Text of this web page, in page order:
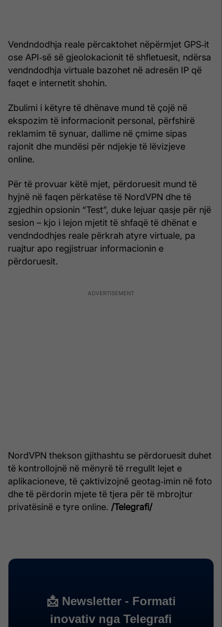
Vendndodhja reale përcaktohet nëpërmjet GPS‑it
ose API‑së së gjeolokacionit të shfletuesit, ndërsa
vendndodhja virtuale bazohet në adresën IP që
faqet e internetit shohin.
Zbulimi i këtyre të dhënave mund të çojë në
ekspozim të informacionit personal, përfshirë
reklamim të synuar, dallime në çmime sipas
rajonit dhe mundësi për ndjekje të lëvizjeve
online.
Për të provuar këtë mjet, përdoruesit mund të
hyjnë në faqen përkatëse të NordVPN dhe të
zgjedhin opsionin “Test”, duke lejuar qasje për një
sesion – kjo i lejon mjetit të shfaqë të dhënat e
vendndodhjes reale përkrah atyre virtuale, pa
ruajtur apo regjistruar informacionin e
përdoruesit.
NordVPN thekson gjithashtu se përdoruesit duhet
të kontrollojnë në mënyrë të rregullt lejet e
aplikacioneve, të çaktivizojnë geotag‑imin në foto
dhe të përdorin mjete të tjera për të mbrojtur
privatësinë e tyre online. /Telegrafi/